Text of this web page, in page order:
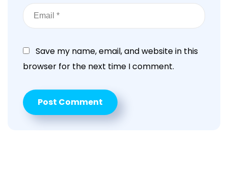
Save my name, email, and website in this
browser for the next time I comment.